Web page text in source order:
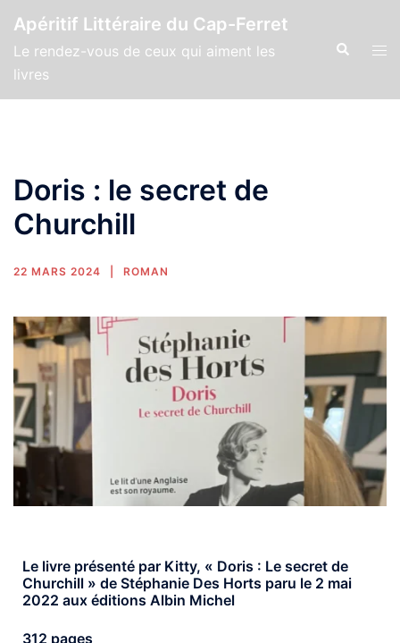
Apéritif Littéraire du Cap-Ferret
Le rendez-vous de ceux qui aiment les
livres
Doris : le secret de
Churchill
22 MARS 2024 ROMAN
Le livre présenté par Kitty, « Doris : Le secret de
Churchill » de Stéphanie Des Horts paru le 2 mai
2022 aux éditions Albin Michel
312 pages